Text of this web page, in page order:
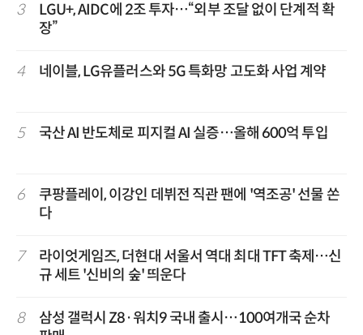
3
LGU+, AIDC에 2조 투자…“외부 조달 없이 단계적 확
장”
4 네이블, LG유플러스와 5G 특화망 고도화 사업 계약
5 국산 AI 반도체로 피지컬 AI 실증…올해 600억 투입
6
쿠팡플레이, 이강인 데뷔전 직관 팬에 '역조공' 선물 쏜
다
7
라이엇게임즈, 더현대 서울서 역대 최대 TFT 축제…신
규 세트 '신비의 숲' 띄운다
8
삼성 갤럭시 Z8·워치9 국내 출시…100여개국 순차